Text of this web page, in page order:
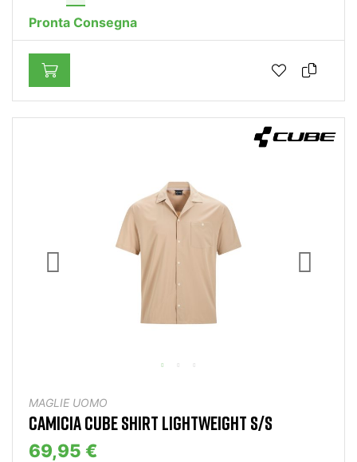
Pronta Consegna
MAGLIE UOMO
CAMICIA CUBE SHIRT LIGHTWEIGHT S/S
69,95 €